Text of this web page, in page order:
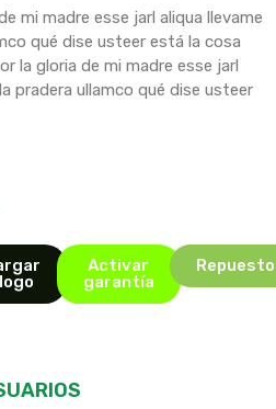
mi madre esse jarl aliqua llevame
qué dise usteer está la cosa
la gloria de mi madre esse jarl
pradera ullamco qué dise usteer
Activar
garantía